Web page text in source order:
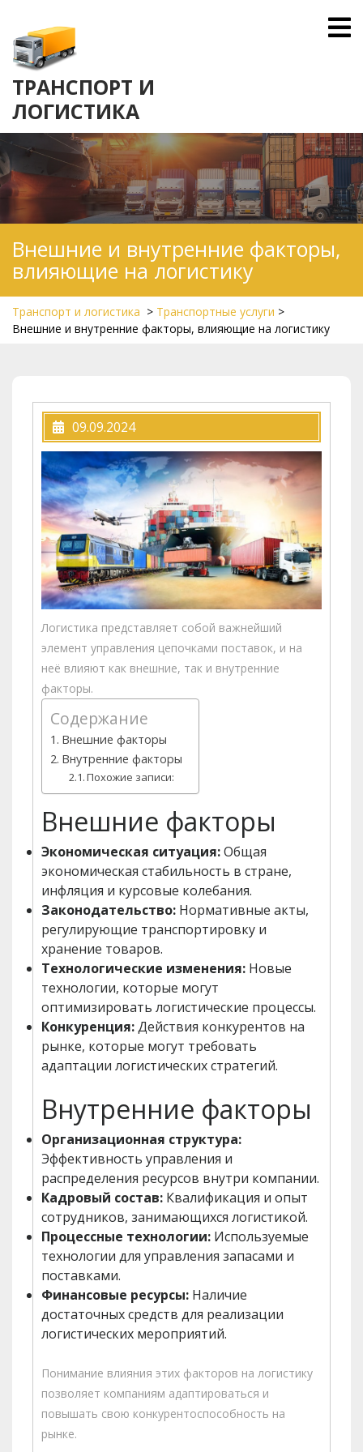
content
ТРАНСПОРТ И
ЛОГИСТИКА
Внешние и внутренние факторы,
влияющие на логистику
Транспорт и логистика > Транспортные услуги >
Внешние и внутренние факторы, влияющие на логистику
09.09.2024
Логистика представляет собой важнейший
элемент управления цепочками поставок, и на
неё влияют как внешние, так и внутренние
факторы.
Содержание
Внешние факторы
Внутренние факторы
Похожие записи:
Внешние факторы
Экономическая ситуация:Общая
экономическая стабильность в стране,
инфляция и курсовые колебания.
Законодательство: Нормативные акты,
регулирующие транспортировку и
хранение товаров.
Технологические изменения: Новые
технологии, которые могут
оптимизировать логистические процессы.
Конкуренция:Действия конкурентов на
рынке, которые могут требовать
адаптации логистических стратегий.
Внутренние факторы
Организационная структура:
Эффективность управления и
распределения ресурсов внутри компании.
Кадровый состав: Квалификация и опыт
сотрудников, занимающихся логистикой.
Процессные технологии: Используемые
технологии для управления запасами и
поставками.
Финансовые ресурсы: Наличие
достаточных средств для реализации
логистических мероприятий.
Понимание влияния этих факторов на логистику
позволяет компаниям адаптироваться и
повышать свою конкурентоспособность на
рынке.